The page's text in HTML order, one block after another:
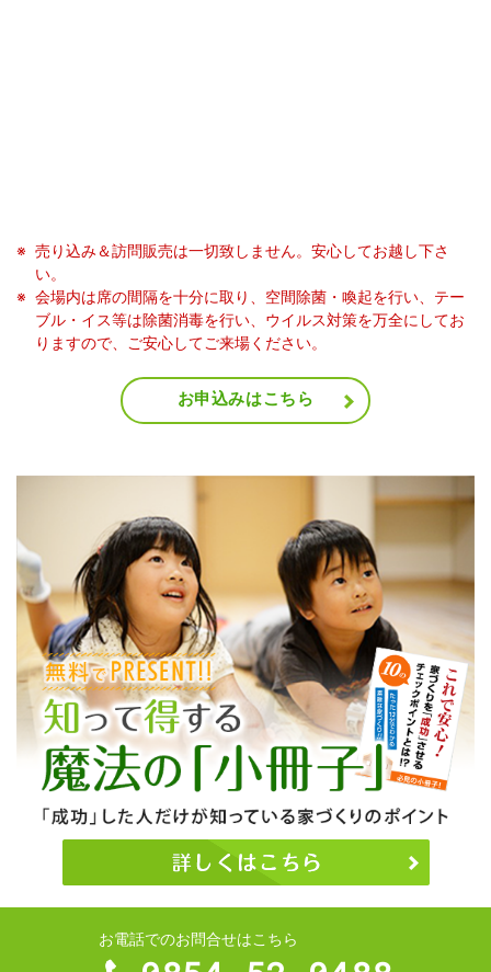
売り込み＆訪問販売は一切致しません。安心してお越し下さ
い。
会場内は席の間隔を十分に取り、空間除菌・喚起を行い、テー
ブル・イス等は除菌消毒を行い、ウイルス対策を万全にしてお
りますので、ご安心してご来場ください。
お申込みはこちら
お電話でのお問合せはこちら